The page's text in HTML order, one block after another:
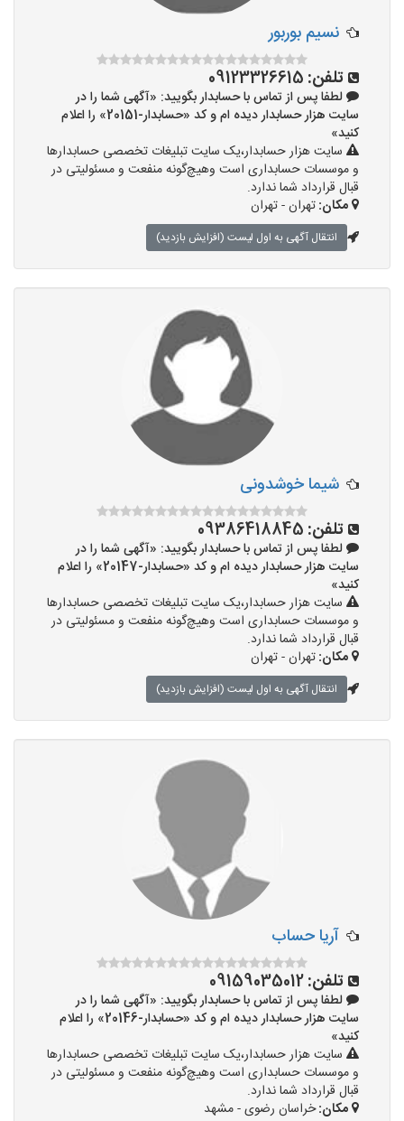
نسیم بوربور
تلفن: 09123326615
لطفا پس از تماس با حسابدار بگویید: «آگهی شما را در
سایت هزار حسابدار دیده ام و کد «حسابدار-20151» را اعلام
کنید»
سایت هزار حسابدار،یک سایت تبلیغات تخصصی حسابدارها
و موسسات حسابداری است وهیچ‌گونه منفعت و مسئولیتی در
قبال قرارداد شما ندارد.
مکان:تهران - تهران
انتقال آگهی به اول لیست (افزایش بازدید)
شیما خوشدونی
تلفن: 09386418845
لطفا پس از تماس با حسابدار بگویید: «آگهی شما را در
سایت هزار حسابدار دیده ام و کد «حسابدار-20147» را اعلام
کنید»
سایت هزار حسابدار،یک سایت تبلیغات تخصصی حسابدارها
و موسسات حسابداری است وهیچ‌گونه منفعت و مسئولیتی در
قبال قرارداد شما ندارد.
مکان:تهران - تهران
انتقال آگهی به اول لیست (افزایش بازدید)
آريا حساب
تلفن:09159035012
لطفا پس از تماس با حسابدار بگویید: «آگهی شما را در
سایت هزار حسابدار دیده ام و کد «حسابدار-20146» را اعلام
کنید»
سایت هزار حسابدار،یک سایت تبلیغات تخصصی حسابدارها
و موسسات حسابداری است وهیچ‌گونه منفعت و مسئولیتی در
قبال قرارداد شما ندارد.
مکان:خراسان رضوی - مشهد